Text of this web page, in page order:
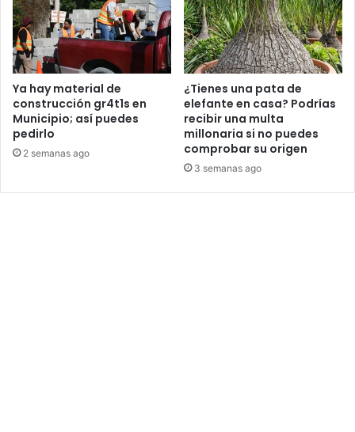
Ya hay material de
construcción gr4t1s en
Municipio; así puedes
pedirlo
2 semanas ago
¿Tienes una pata de
elefante en casa? Podrías
recibir una multa
millonaria si no puedes
comprobar su origen
3 semanas ago